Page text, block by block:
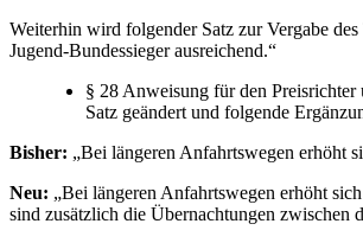
Weiterhin wird folgender Satz zur Vergabe
Jugend-Bundessieger ausreichend.“
§ 28 Anweisung für den
Satz geändert und folgende
Bisher: „Bei längeren Anfahrtswegen erhöht
Neu: „Bei längeren Anfahrtswegen erhöht
sind zusätzlich die Übernachtungen zwischen